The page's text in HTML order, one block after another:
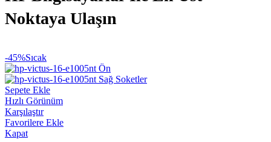
Noktaya Ulaşın
-45%Sıcak
Sepete Ekle
Hızlı Görünüm
Karşılaştır
Favorilere Ekle
Kapat